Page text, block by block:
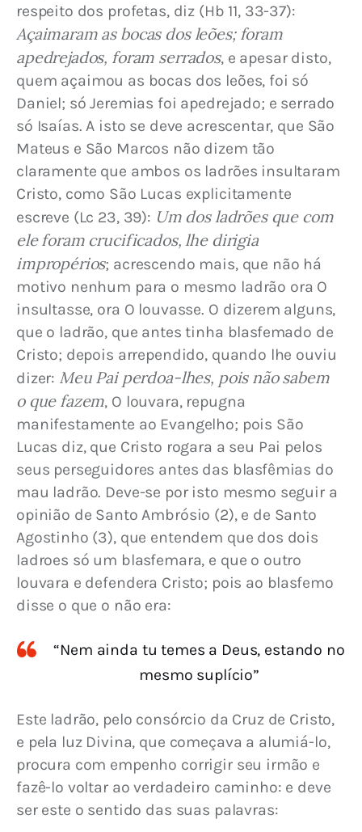
respeito dos profetas, diz (Hb 11, 33-37):
Açaimaram as bocas dos leões; foram
apedrejados, foram serrados, e apesar disto,
quem açaimou as bocas dos leões, foi só
Daniel; só Jeremias foi apedrejado; e serrado
só Isaías. A isto se deve acrescentar, que São
Mateus e São Marcos não dizem tão
claramente que ambos os ladrões insultaram
Cristo, como São Lucas explicitamente
escreve (Lc 23, 39): Um dos ladrões que com
ele foram crucificados, lhe dirigia
impropérios; acrescendo mais, que não há
motivo nenhum para o mesmo ladrão ora O
insultasse, ora O louvasse. O dizerem alguns,
que o ladrão, que antes tinha blasfemado de
Cristo; depois arrependido, quando lhe ouviu
dizer: Meu Pai perdoa-lhes, pois não sabem
o que fazem, O louvara, repugna
manifestamente ao Evangelho; pois São
Lucas diz, que Cristo rogara a seu Pai pelos
seus perseguidores antes das blasfêmias do
mau ladrão. Deve-se por isto mesmo seguir a
opinião de Santo Ambrósio (2), e de Santo
Agostinho (3), que entendem que dos dois
ladroes só um blasfemara, e que o outro
louvara e defendera Cristo; pois ao blasfemo
disse o que o não era:
“Nem ainda tu temes a Deus, estando no
mesmo suplício”
Este ladrão, pelo consórcio da Cruz de Cristo,
e pela luz Divina, que começava a alumiá-lo,
procura com empenho corrigir seu irmão e
fazê-lo voltar ao verdadeiro caminho: e deve
ser este o sentido das suas palavras: